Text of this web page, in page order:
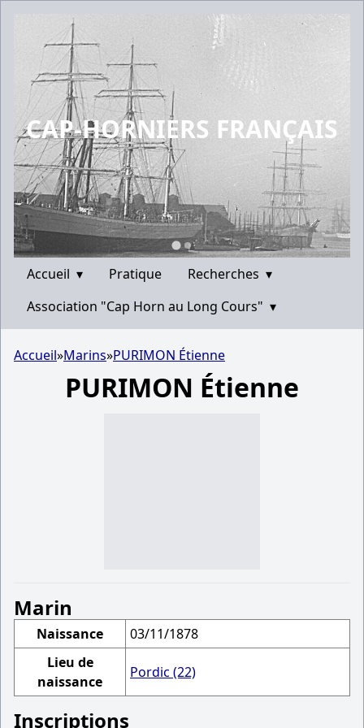
CAP-HORNIERS FRANÇAIS
Accueil ▾ Pratique Recherches ▾
Association "Cap Horn au Long Cours" ▾
Accueil»Marins»PURIMON Étienne
PURIMON Étienne
Marin
Naissance
03/11/1878
Lieu de
naissance
Pordic (22)
Inscriptions